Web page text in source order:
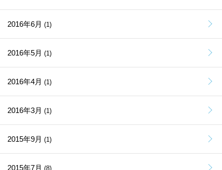
2016年6月 (1)
2016年5月 (1)
2016年4月 (1)
2016年3月 (1)
2015年9月 (1)
2015年7月 (8)